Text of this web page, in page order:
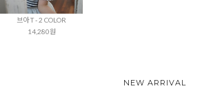
브아 T - 2 COLOR
14,280원
NEW ARRIVAL